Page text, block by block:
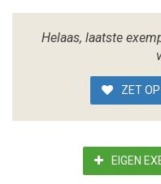
Helaas, laatste
ZET
EIGEN